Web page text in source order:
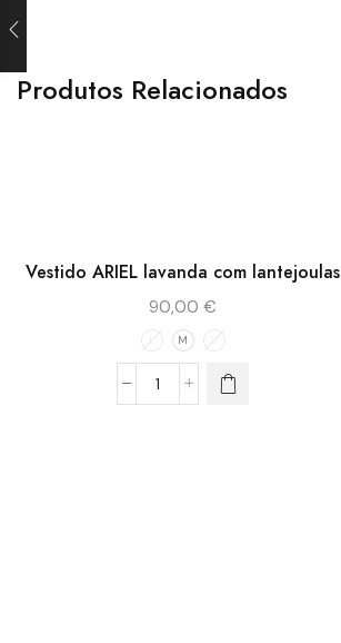
Produtos Relacionados
Vestido ARIEL lavanda com lantejoulas
90,00€
L M S